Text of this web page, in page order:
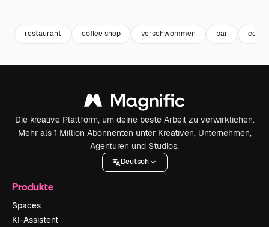
restaurant coffee shop verschwommen bar
Die kreative Plattform, um deine beste Arbeit zu verwirklichen.
Mehr als 1 Million Abonnenten unter Kreativen, Unternehmen,
Agenturen und Studios.
Deutsch
Produkte
Spaces
KI-Assistent